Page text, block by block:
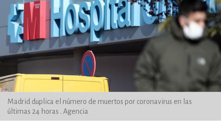
Madrid duplica el número de muertos por coronavirus en las
últimas 24 horas . Agencia